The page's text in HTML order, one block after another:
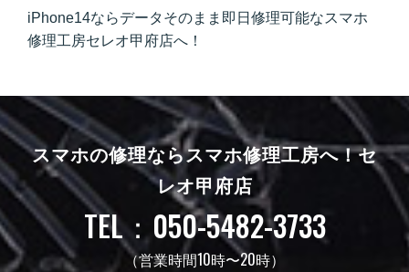
iPhone14ならデータそのまま即日修理可能なスマホ
修理工房セレオ甲府店へ！
スマホの修理ならスマホ修理工房へ！セ
レオ甲府店
TEL：050-5482-3733
（営業時間10時〜20時）